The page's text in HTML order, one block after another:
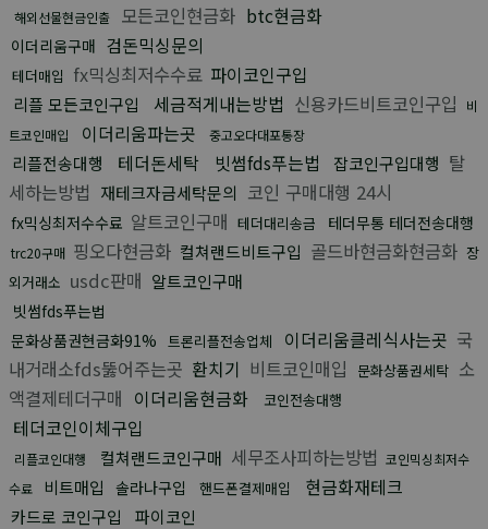
해외선물현금인출 모든코인현금화 btc현금화
이더리움구매 검돈믹싱문의
테더매입 fx믹싱최저수수료 파이코인구입
리플 모든코인구입 세금적게내는방법 신용카드비트코인구입
비
트코인매입
이더리움파는곳 중고오다대포통장
리플전송대행 테더돈세탁 빗썸fds푸는법 잡코인구입대행 탈
세하는방법 재테크자금세탁문의 코인 구매대행 24시
fx믹싱최저수수료 알트코인구매 테더대리송금 테더무통 테더전송대행
trc20구매 핑오다현금화 컬쳐랜드비트구입 골드바현금화현금화 장
외거래소 usdc판매 알트코인구매
빗썸fds푸는법
문화상품권현금화91% 트론리플전송업체 이더리움클레식사는곳 국
내거래소fds뚫어주는곳 환치기 비트코인매입 문화상품권세탁 소
액결제테더구매 이더리움현금화 코인전송대행
테더코인이체구입
리플코인대행 컬쳐랜드코인구매 세무조사피하는방법 코인믹싱최저수
수료
비트매입 솔라나구입 핸드폰결제매입 현금화재테크
카드로 코인구입 파이코인